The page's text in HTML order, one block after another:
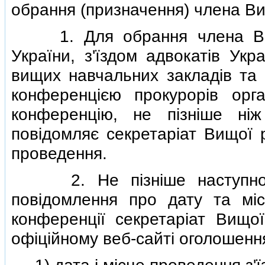
обрання (призначення) члена
1. Для обрання члена
України, з'їздом адвокатiв
вищих навчальних закладiв та
конференцiєю прокурорiв
конференцiю, не пiзнiше
повiдомляє секретарiат
проведення.
2. Не пiзнiше наступного
повiдомлення про дату та
конференцiї секретарiат
офiцiйному веб-сайтi